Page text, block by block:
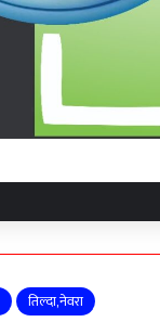
तिल्दा,नेवरा